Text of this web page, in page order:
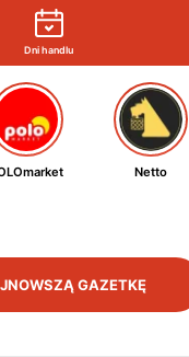
Dni handlu
Netto
GAZETKĘ